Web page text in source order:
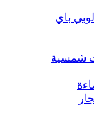
باي
شمسية